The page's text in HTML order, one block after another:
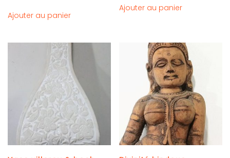
Ajouter au panier
Ajouter au panier